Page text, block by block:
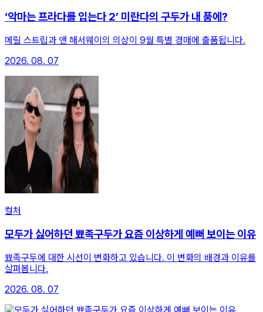
‘악마는 프라다를 입는다 2’ 미란다의 구두가 내 품에?
메릴 스트립과 앤 해서웨이의 의상이 9월 특별 경매에 출품됩니다.
2026. 08. 07
컬처
모두가 싫어하던 뾰족구두가 요즘 이상하게 예뻐 보이는 이유
뾰족구두에 대한 시선이 변화하고 있습니다. 이 변화의 배경과 이유를
살펴봅니다.
2026. 08. 07